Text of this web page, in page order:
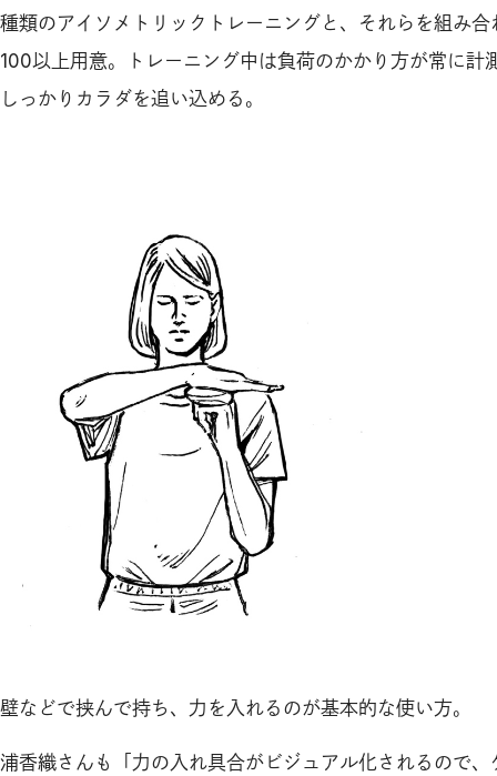
類のアイソメトリックトレーニングと、それらを組み合
以上用意。トレーニング中は負荷のかかり方が常に計
っかりカラダを追い込める。
などで挟んで持ち、力を入れるのが基本的な使い方。
香織さんも「力の入れ具合がビジュアル化されるので、